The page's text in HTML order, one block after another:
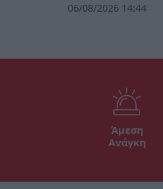
06/08/2026 14:44
Άμεση
Ανάγκη